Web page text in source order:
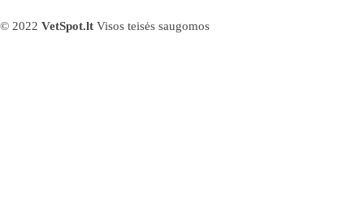
© 2022 VetSpot.lt Visos teisės saugomos